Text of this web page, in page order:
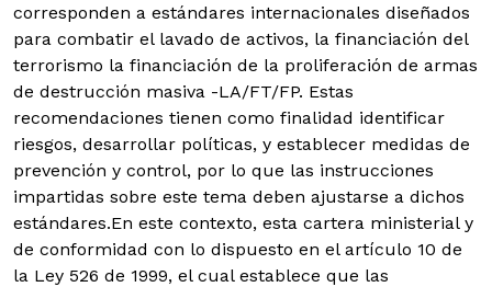
corresponden a estándares internacionales diseñados
para combatir el lavado de activos, la financiación del
terrorismo la financiación de la proliferación de armas
de destrucción masiva -LA/FT/FP. Estas
recomendaciones tienen como finalidad identificar
riesgos, desarrollar políticas, y establecer medidas de
prevención y control, por lo que las instrucciones
impartidas sobre este tema deben ajustarse a dichos
estándares.En este contexto, esta cartera ministerial y
de conformidad con lo dispuesto en el artículo 10 de
la Ley 526 de 1999, el cual establece que las